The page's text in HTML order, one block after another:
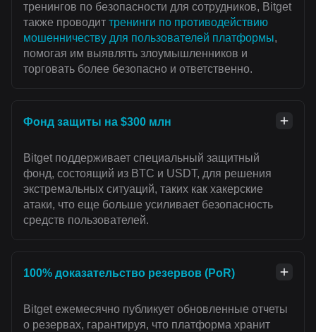
тренингов по безопасности для сотрудников, Bitget
также проводит тренинги по противодействию
мошенничеству для пользователей платформы,
помогая им выявлять злоумышленников и
торговать более безопасно и ответственно.
Фонд защиты на $300 млн
Bitget поддерживает специальный защитный
фонд, состоящий из BTC и USDT, для решения
экстремальных ситуаций, таких как хакерские
атаки, что еще больше усиливает безопасность
средств пользователей.
100% доказательство резервов (PoR)
Bitget ежемесячно публикует обновленные отчеты
о резервах, гарантируя, что платформа хранит